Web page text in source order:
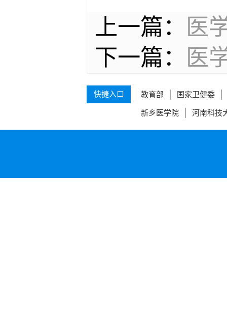
上一篇：
医
下一篇：
医
快捷入口 教育部 国家卫健委
新乡医学院 河南科技